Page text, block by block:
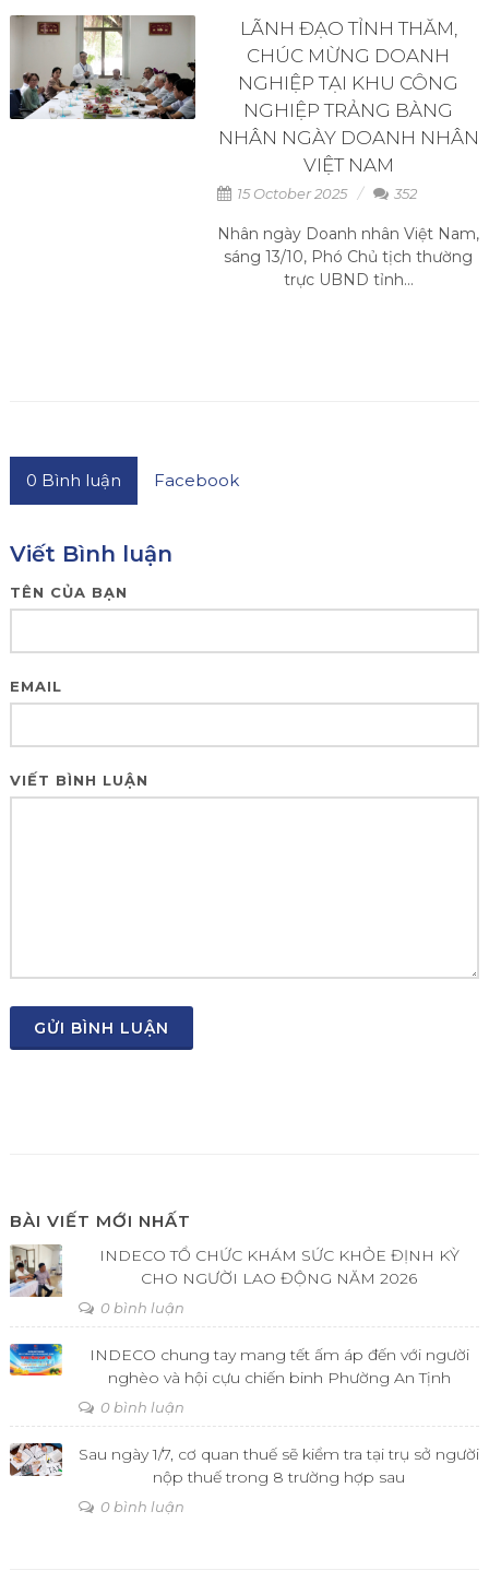
LÃNH ĐẠO TỈNH THĂM,
CHÚC MỪNG DOANH
NGHIỆP TẠI KHU CÔNG
NGHIỆP TRẢNG BÀNG
NHÂN NGÀY DOANH NHÂN
VIỆT NAM
15 October 2025 352
Nhân ngày Doanh nhân Việt Nam,
sáng 13/10, Phó Chủ tịch thường
trực UBND tỉnh...
0 Bình luận Facebook
Viết Bình luận
TÊN CỦA BẠN
EMAIL
VIẾT BÌNH LUẬN
GỬI BÌNH LUẬN
BÀI VIẾT MỚI NHẤT
INDECO TỔ CHỨC KHÁM SỨC KHỎE ĐỊNH KỲ
CHO NGƯỜI LAO ĐỘNG NĂM 2026
0 bình luận
INDECO chung tay mang tết ấm áp đến với người
nghèo và hội cựu chiến binh Phường An Tịnh
0 bình luận
Sau ngày 1/7, cơ quan thuế sẽ kiểm tra tại trụ sở người
nộp thuế trong 8 trường hợp sau
0 bình luận